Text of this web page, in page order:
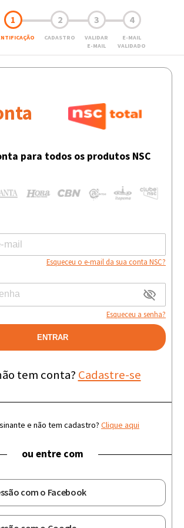
1 2
CADASTRO
3
VALIDAR
E-MAIL
4
E-MAIL
VALIDADO
para todos os produtos NSC
Esqueceu o e-mail da sua conta NSC?
Esqueceu a senha?
ENTRAR
tem conta? Cadastre-se
e não tem cadastro? Clique aqui
ou entre com
com o Facebook